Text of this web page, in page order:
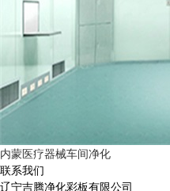
内蒙医疗器械车间净化
联系我们
辽宁吉腾净化彩板有限公司